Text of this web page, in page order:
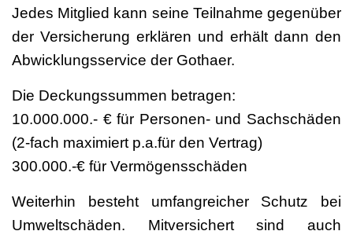
Jedes Mitglied kann seine Teilnahme gegenüber
der Versicherung erklären und erhält dann den
Abwicklungsservice der Gothaer.
Die Deckungssummen betragen:
10.000.000.- € für Personen- und Sachschäden
(2-fach maximiert p.a.für den Vertrag)
300.000.-€ für Vermögensschäden
Weiterhin besteht umfangreicher Schutz bei
Umweltschäden. Mitversichert sind auch